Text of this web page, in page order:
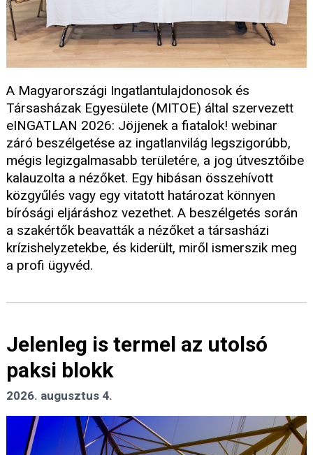
A Magyarországi Ingatlantulajdonosok és
Társasházak Egyesülete (MITOE) által szervezett
eINGATLAN 2026: Jöjjenek a fiatalok! webinar
záró beszélgetése az ingatlanvilág legszigorúbb,
mégis legizgalmasabb területére, a jog útvesztőibe
kalauzolta a nézőket. Egy hibásan összehívott
közgyűlés vagy egy vitatott határozat könnyen
bírósági eljáráshoz vezethet. A beszélgetés során
a szakértők beavatták a nézőket a társasházi
krízishelyzetekbe, és kiderült, miről ismerszik meg
a profi ügyvéd.
Jelenleg is termel az utolsó
paksi blokk
2026. augusztus 4.